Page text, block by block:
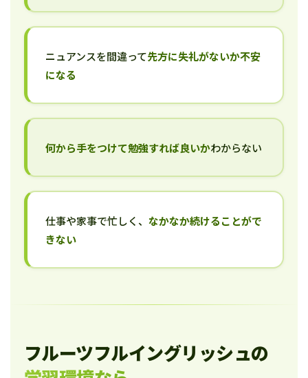
ニュアンスを間違って先方に失礼がないか不安
になる
何から手をつけて勉強すれば良いかわからない
仕事や家事で忙しく、 なかなか続けることがで
きない
フルーツフルイングリッシュの